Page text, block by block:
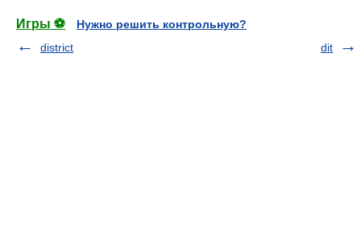
Игры ⚽
Нужно решить контрольную?
district
dit